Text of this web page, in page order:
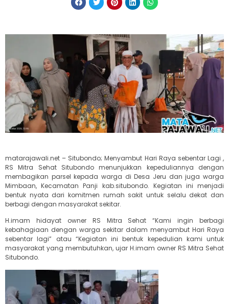
matarajawali.net – Situbondo; Menyambut Hari Raya sebentar Lagi ,
RS Mitra Sehat Situbondo menunjukkan kepeduliannya dengan
membagikan parsel kepada warga di Desa Jeru dan juga warga
Mimbaan, Kecamatan Panji kab.situbondo. Kegiatan ini menjadi
bentuk nyata dari komitmen rumah sakit untuk selalu dekat dan
berbagi dengan masyarakat sekitar.
H.imam hidayat owner RS Mitra Sehat “Kami ingin berbagi
kebahagiaan dengan warga sekitar dalam menyambut Hari Raya
sebentar lagi” atau “Kegiatan ini bentuk kepedulian kami untuk
masyarakat yang membutuhkan, ujar H.imam owner RS Mitra Sehat
Situbondo.